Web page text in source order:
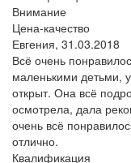
Внимание
Цена-качество
Евгения, 31.03.2018
Всё очень
маленькими детьми,
открыт. Она всё
осмотрела, дала
очень всё
отлично.
Квалификация